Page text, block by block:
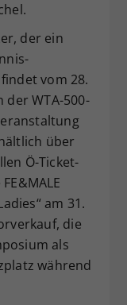
der ein
vom 28.
der WTA-500-
über
Ö-Ticket-
am 31.
die
als
während